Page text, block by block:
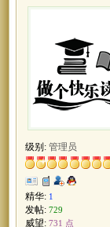
级别: 管理员
精华: 1
发帖: 729
威望: 731 点